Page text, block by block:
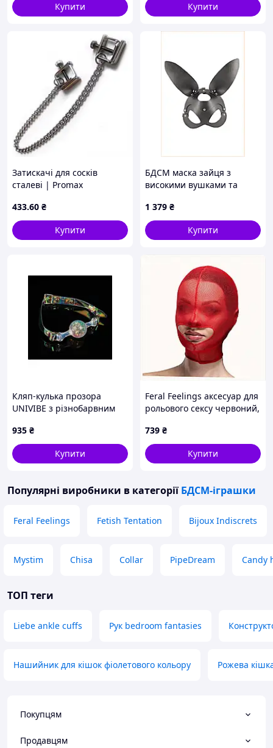
Купити
Купити
Затискачі для сосків
сталеві | Promax
433.60 ₴
Купити
БДСМ маска зайця з
високими вушками та
27BE2884T2
1 379 ₴
Купити
Кляп-кулька прозора
UNIVIBE з різнобарвним
935 ₴
Купити
Feral Feelings аксесуар для
рольового сексу червоний,
739 ₴
Купити
Популярні виробники в категорії БДСМ-іграшки
Feral Feelings Fetish Tentation Bijoux Indiscrets
Mystim Chisa Collar PipeDream Candy
ТОП теги
Liebe ankle cuffs Рук bedroom fantasies
Нашийник для кішок фіолетового кольору Рожева
Покупцям
Продавцям